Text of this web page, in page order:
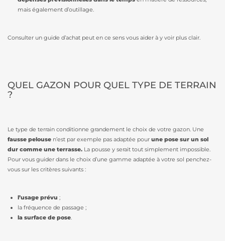
mais également d’outillage.
Consulter un guide d’achat peut en ce sens vous aider à y voir plus clair.
QUEL GAZON POUR QUEL TYPE DE TERRAIN
?
Le type de terrain conditionne grandement le choix de votre gazon. Une
fausse pelouse n’est par exemple pas adaptée pour une pose sur un sol
dur comme une terrasse. La pousse y serait tout simplement impossible.
Pour vous guider dans le choix d’une gamme adaptée à votre sol penchez-
vous sur les critères suivants :
l’usage prévu ;
la fréquence de passage ;
la surface de pose.